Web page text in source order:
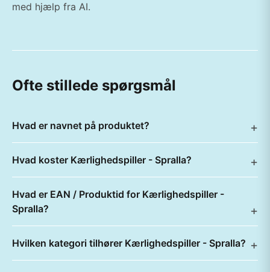
med hjælp fra AI.
Ofte stillede spørgsmål
Hvad er navnet på produktet?
Hvad koster Kærlighedspiller - Spralla?
Hvad er EAN / Produktid for Kærlighedspiller -
Spralla?
Hvilken kategori tilhører Kærlighedspiller - Spralla?